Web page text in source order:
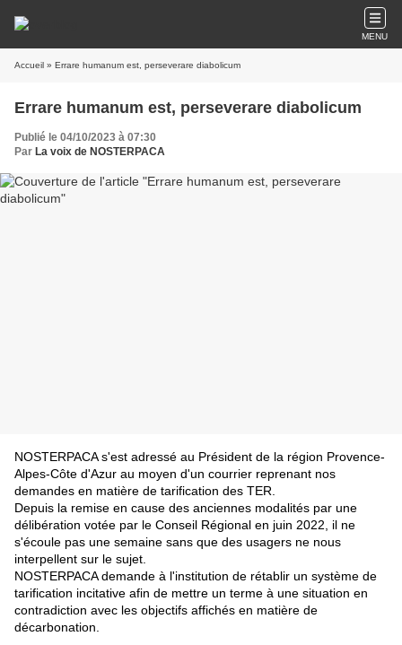
MENU
Accueil » Errare humanum est, perseverare diabolicum
Errare humanum est, perseverare diabolicum
Publié le 04/10/2023 à 07:30
Par La voix de NOSTERPACA
NOSTERPACA s'est adressé au Président de la région Provence-
Alpes-Côte d'Azur au moyen d'un courrier reprenant nos
demandes en matière de tarification des TER.
Depuis la remise en cause des anciennes modalités par une
délibération votée par le Conseil Régional en juin 2022, il ne
s'écoule pas une semaine sans que des usagers ne nous
interpellent sur le sujet.
NOSTERPACA demande à l'institution de rétablir un système de
tarification incitative afin de mettre un terme à une situation en
contradiction avec les objectifs affichés en matière de
décarbonation.